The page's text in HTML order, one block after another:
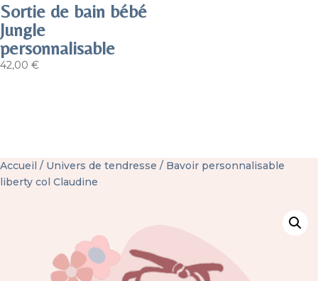
Sortie de bain bébé
Jungle
personnalisable
42,00 €
Accueil / Univers de tendresse / Bavoir personnalisable
liberty col Claudine